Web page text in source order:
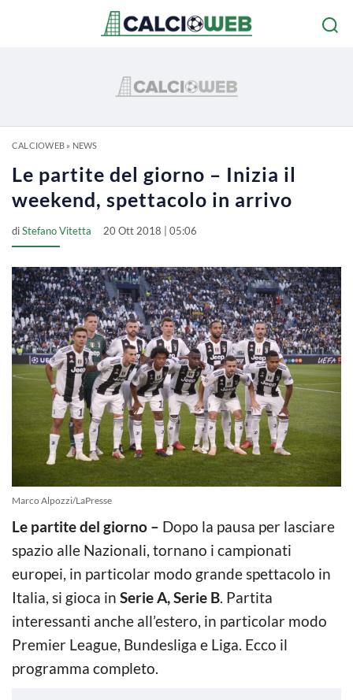
CALCIOWEB» NEWS
Le partite del giorno – Inizia il
weekend, spettacolo in arrivo
diStefano Vitetta 20 Ott 2018 | 05:06
Marco Alpozzi/LaPresse
Le partite del giorno – Dopo la pausa per lasciare
spazio alle Nazionali, tornano i campionati
europei, in particolar modo grande spettacolo in
Italia, si gioca in Serie A, Serie B. Partita
interessanti anche all’estero, in particolar modo
Premier League, Bundesliga e Liga. Ecco il
programma completo.